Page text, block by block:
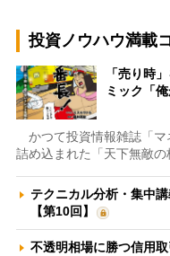
投資ノウハウ満載
「売り時
ミック「
かつて投資情報雑誌「マ
詰め込まれた「天下無敵
テクニカル分析・集中
【第10回】
不透明相場に勝つ信用